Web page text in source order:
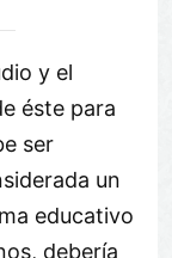
y el
éste para
ser
un
educativo
debería